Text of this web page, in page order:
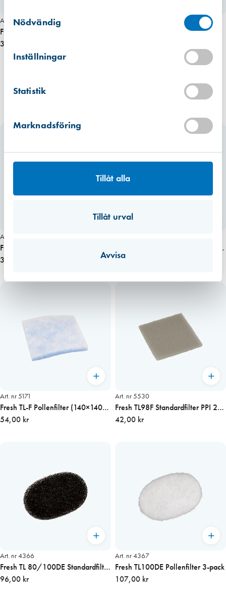
Nödvändig
Inställningar
Statistik
Marknadsföring
Tillåt alla
Tillåt urval
Avvisa
Art. nr 1756
Fresh 90 invändig väggventil
317,00 kr
Art. nr 1762
Fresh 90 Standardfilter
32,00 kr
och galler
389,00 kr
Art. nr 5171
Fresh TL-F Pollenfilter (140×140
mm)
54,00 kr
Art. nr 5530
Fresh TL98F Standardfilter PPI 20
(140×140 mm)
42,00 kr
Art. nr 4366
Fresh TL 80/100DE Standardfilter
3-pack
96,00 kr
Art. nr 4367
Fresh TL100DE Pollenfilter 3-pack
107,00 kr
Finns i lager (18 st)
Finns i lager (9 st)
Hitta hit
Hitta hit